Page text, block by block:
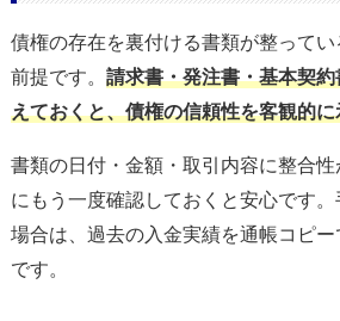
債権の存在を裏付ける書類が整って
前提です。 請求書・発注書・基本契
えておくと、債権の信頼性を客観的
書類の日付・金額・取引内容に整合
にもう一度確認しておくと安心です
場合は、過去の入金実績を通帳コピ
です。